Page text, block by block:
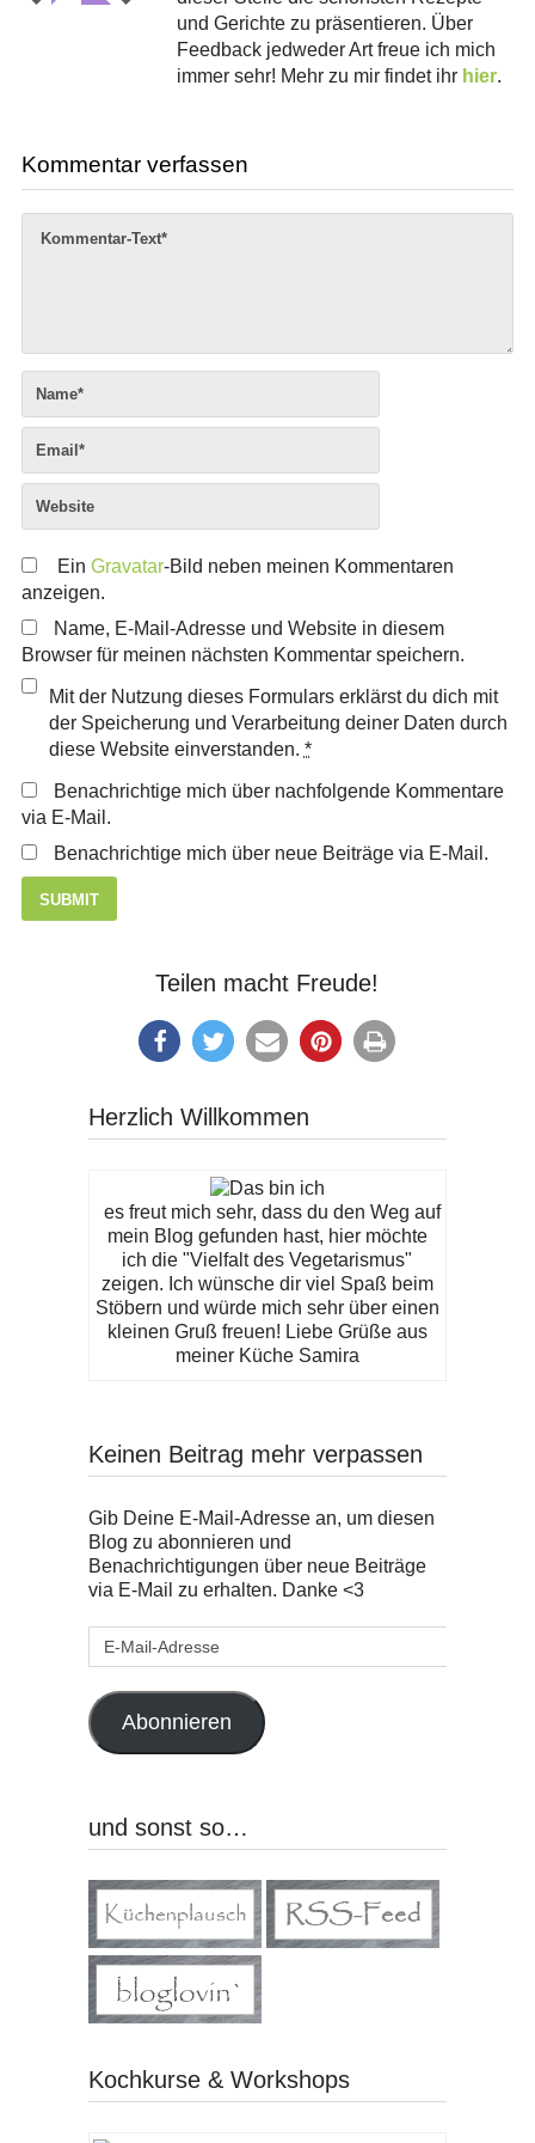
und Gerichte zu präsentieren. Über
Feedback jedweder Art freue ich mich
immer sehr! Mehr zu mir findet ihr hier.
Kommentar verfassen
Ein Gravatar-Bild neben meinen Kommentaren
anzeigen.
Name, E-Mail-Adresse und Website in diesem
Browser für meinen nächsten Kommentar speichern.
Mit der Nutzung dieses Formulars erklärst du dich mit
der Speicherung und Verarbeitung deiner Daten durch
diese Website einverstanden. *
Benachrichtige mich über nachfolgende Kommentare
via E-Mail.
Benachrichtige mich über neue Beiträge via E-Mail.
Teilen macht Freude!
Herzlich Willkommen
es freut mich sehr, dass du den Weg auf
mein Blog gefunden hast, hier möchte
ich die "Vielfalt des Vegetarismus"
zeigen. Ich wünsche dir viel Spaß beim
Stöbern und würde mich sehr über einen
kleinen Gruß freuen! Liebe Grüße aus
meiner Küche Samira
Keinen Beitrag mehr verpassen
Gib Deine E-Mail-Adresse an, um diesen
Blog zu abonnieren und
Benachrichtigungen über neue Beiträge
via E-Mail zu erhalten. Danke <3
E-
Abonnieren
und sonst so…
Kochkurse & Workshops